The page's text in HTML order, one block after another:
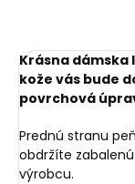
Krásna dámska
kože vás bude
povrchová
Prednú stranu
obdržíte
výrobcu.